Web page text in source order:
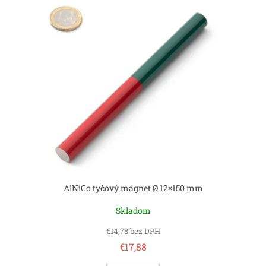
AlNiCo tyčový magnet Ø 12×150 mm
Skladom
€14,78 bez DPH
€17,88